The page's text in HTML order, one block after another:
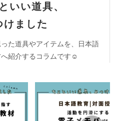
いい道具、
けました
った道具やアイテムを、日本語
紹介するコラムです☺︎